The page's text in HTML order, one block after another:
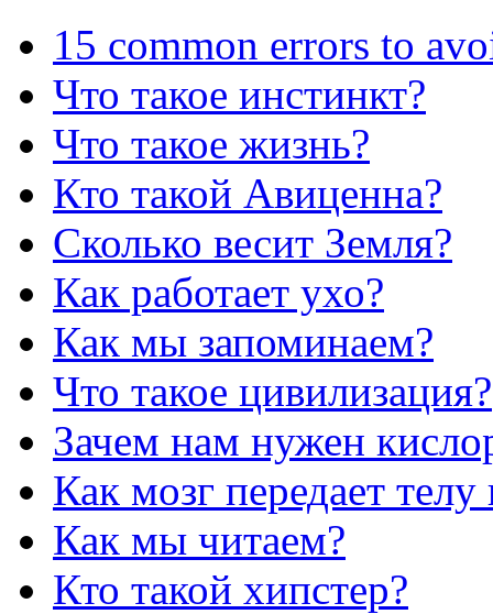
15 common errors to
Что такое инстинкт?
Что такое жизнь?
Кто такой Авиценна?
Сколько весит Земля?
Как работает ухо?
Как мы запоминаем?
Что такое цивилизация?
Зачем нам нужен
Как мозг передает
Как мы читаем?
Кто такой хипстер?